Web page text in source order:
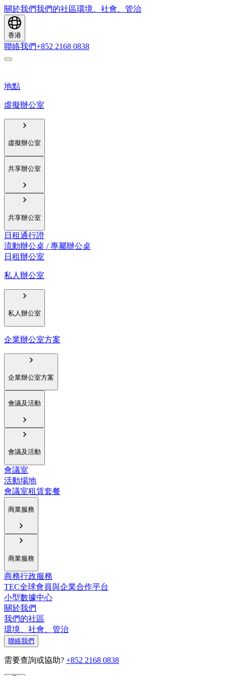
關於我們我們的社區環境、社會、管治
香港
聯絡我們+852 2168 0838
地點
虛擬辦公室
虛擬辦公室
共享辦公室
共享辦公室
日租通行證
流動辦公桌 / 專屬辦公桌
日租辦公室
私人辦公室
私人辦公室
企業辦公室方案
企業辦公室方案
會議及活動
會議及活動
會議室
活動場地
會議室租賃套餐
商業服務
商業服務
商務行政服務
TEC全球會員與企業合作平台
小型數據中心
關於我們
我們的社區
環境、社會、管治
聯絡我們
需要查詢或協助? +852 2168 0838